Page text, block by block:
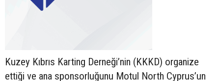
Kuzey Kıbrıs Karting Derneği’nin (KKKD) organize
ettiği ve ana sponsorluğunu Motul North Cyprus’un